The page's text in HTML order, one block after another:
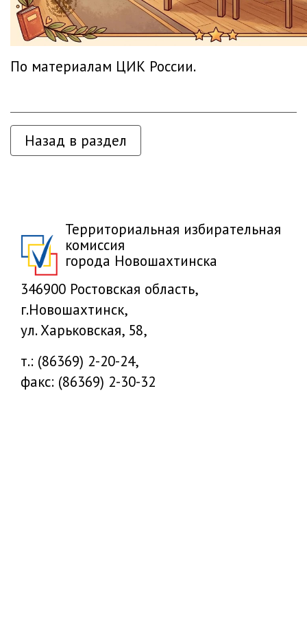
По материалам ЦИК России.
Назад в раздел
Территориальная избирательная
комиссия
города Новошахтинска
346900 Ростовская область,
г.Новошахтинск,
ул. Харьковская, 58,
т.: (86369) 2-20-24,
факс: (86369) 2-30-32